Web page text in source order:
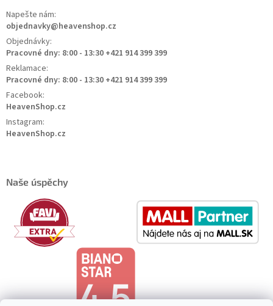
Napešte nám:
objednavky@heavenshop.cz
Objednávky:
Pracovné dny: 8:00 - 13:30 +421 914 399 399
Reklamace:
Pracovné dny: 8:00 - 13:30 +421 914 399 399
Facebook:
HeavenShop.cz
Instagram:
HeavenShop.cz
Naše úspěchy